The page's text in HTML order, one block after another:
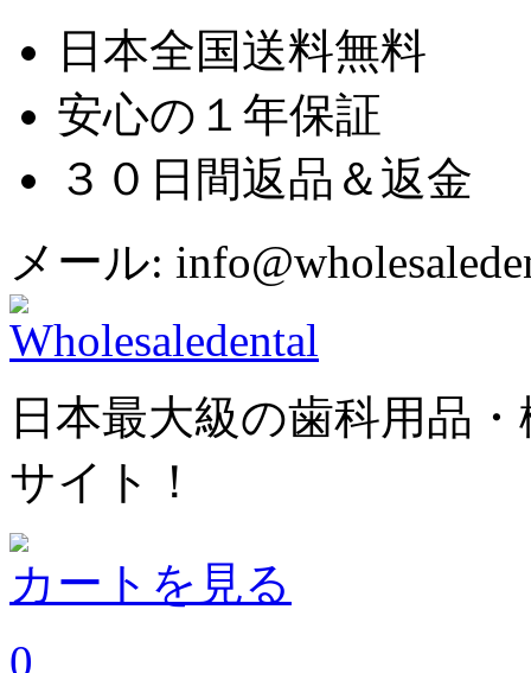
日本全国送料無料
安心の１年保証
３０日間返品＆返金
メール:
日本最大級の歯科用品
サイト！
カートを見る
0